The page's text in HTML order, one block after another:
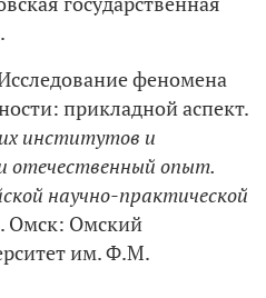
феномена
прикладной аспект.
институтов и
отечественный опыт.
научно-практической
Омск: Омский
им. Ф.М.